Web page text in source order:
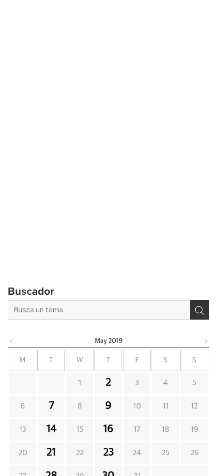
Buscador
May 2019
M W F S S
1 2 3 4 5
6 7 8 9 10 11 12
13 14 15 16 17 18 19
20 21 22 23 24 25 26